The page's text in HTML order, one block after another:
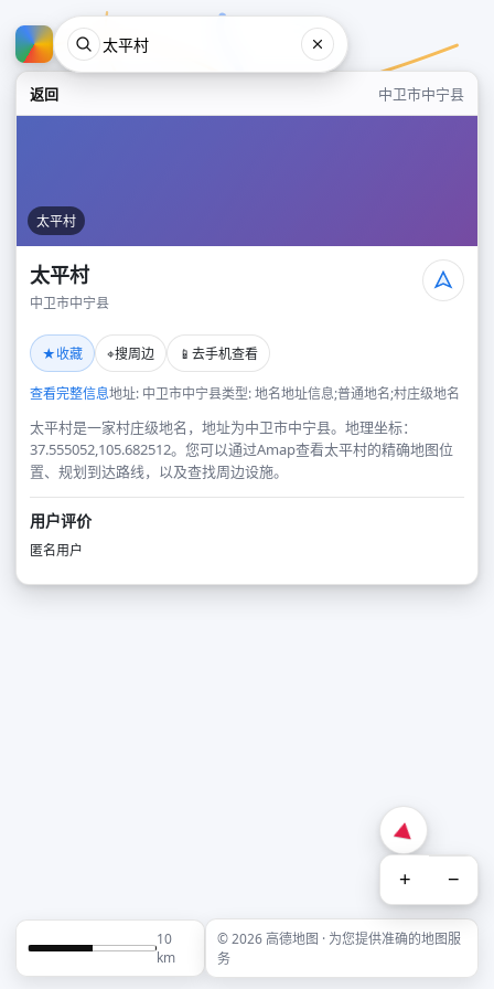
返回 中卫市中宁县
太平村
太平村
中卫市中宁县
★收藏 ⌖搜周边 📱 去手机查看
查看完整信息地址: 中卫市中宁县类型: 地名地址信息;普通地名;村庄级地名
太平村是一家村庄级地名，地址为中卫市中宁县。地理坐标：
37.555052,105.682512。您可以通过Amap查看太平村的精确地图位
置、规划到达路线，以及查找周边设施。
用户评价
匿名用户
+ −
10
km
© 2026 高德地图 · 为您提供准确的地图服
务